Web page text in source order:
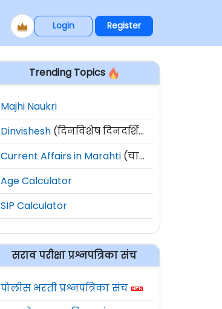
Login Register
Trending Topics
Majhi Naukri
Dinvishesh (दिनविशेष दिनदर्शिका)
Current Affairs in Marahti (चालू घडामोडी)
Age Calculator
SIP Calculator
सराव परीक्षा प्रश्नपत्रिका संच
पोलीस भरती प्रश्नपत्रिका संच